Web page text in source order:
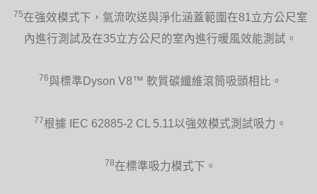
75在強效模式下，氣流吹送與淨化涵蓋範圍在81立方公尺室
內進行測試及在35立方公尺的室內進行暖風效能測試。
76與標準Dyson V8™ 軟質碳纖維滾筒吸頭相比。
77根據 IEC 62885-2 CL 5.11以強效模式測試吸力。
78在標準吸力模式下。